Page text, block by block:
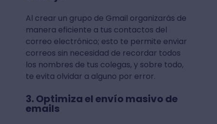
Al crear un grupo de Gmail organizarás de
manera eficiente a tus contactos del
correo electrónico; esto te permite enviar
correos sin necesidad de recordar todos
los nombres de tus colegas, y sobre todo,
te evita olvidar a alguno por error.
3. Optimiza el envío masivo de
emails